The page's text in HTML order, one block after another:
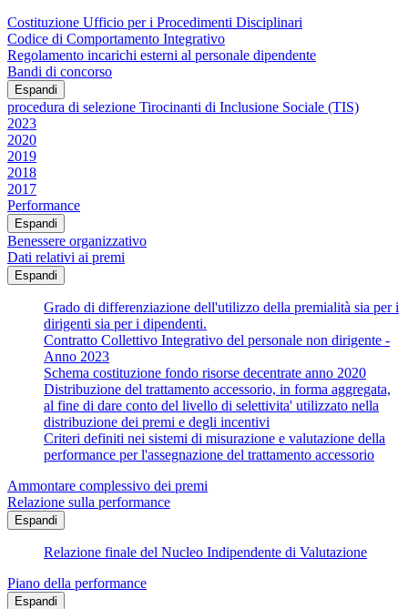
Costituzione Ufficio per i Procedimenti Disciplinari
Codice di Comportamento Integrativo
Regolamento incarichi esterni al personale dipendente
Bandi di concorso
Espandi
procedura di selezione Tirocinanti di Inclusione Sociale (TIS)
2023
2020
2019
2018
2017
Performance
Espandi
Benessere organizzativo
Dati relativi ai premi
Espandi
Grado di differenziazione dell'utilizzo della premialità sia per i
dirigenti sia per i dipendenti.
Contratto Collettivo Integrativo del personale non dirigente -
Anno 2023
Schema costituzione fondo risorse decentrate anno 2020
Distribuzione del trattamento accessorio, in forma aggregata,
al fine di dare conto del livello di selettivita' utilizzato nella
distribuzione dei premi e degli incentivi
Criteri definiti nei sistemi di misurazione e valutazione della
performance per l'assegnazione del trattamento accessorio
Ammontare complessivo dei premi
Relazione sulla performance
Espandi
Relazione finale del Nucleo Indipendente di Valutazione
Piano della performance
Espandi